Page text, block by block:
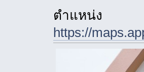
ตำแหน่ง
https://